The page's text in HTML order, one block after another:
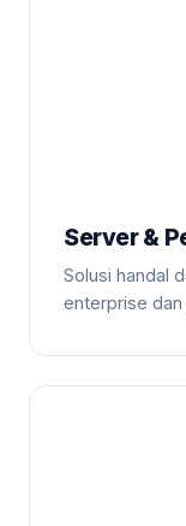
Server &
Solusi handal
enterprise dan